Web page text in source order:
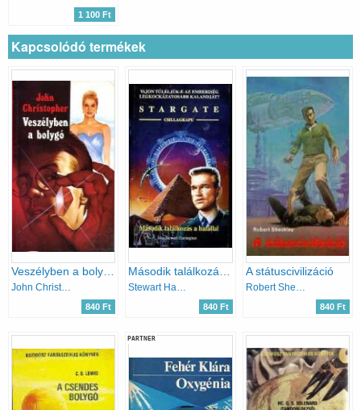
1 100 Ft
Kapcsolódó termékek
John Christopher
840 Ft 840 Ft
A státuscivilizáció
840 Ft
PARTNER